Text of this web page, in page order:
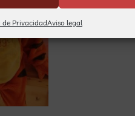
de PrivacidadAviso legal